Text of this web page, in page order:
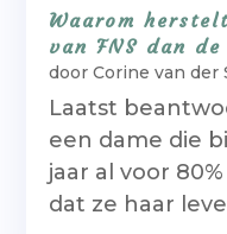
Waarom
van FNS dan
doorCorine van der
Laatst
een dame die
jaar al voor
dat ze haar